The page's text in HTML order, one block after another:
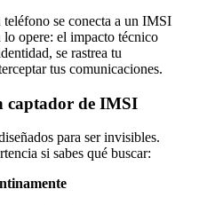
teléfono se conecta a un IMSI
opere: el impacto técnico
se rastrea tu
tus comunicaciones.
captador de IMSI
para ser invisibles.
si sabes qué buscar: